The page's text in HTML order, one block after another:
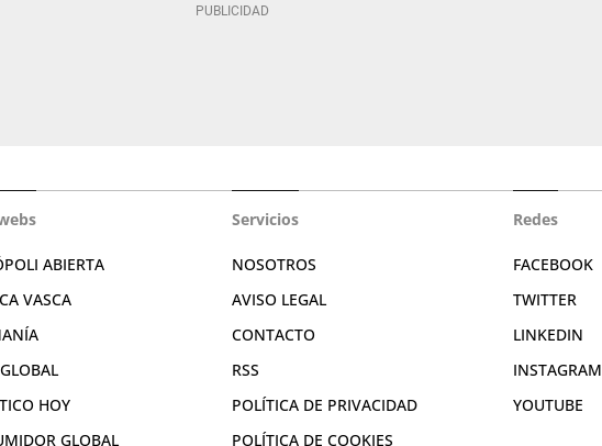
ABIERTA
VASCA
HOY
GLOBAL
Servicios
NOSOTROS
AVISO LEGAL
CONTACTO
RSS
POLÍTICA DE PRIVACIDAD
POLÍTICA DE COOKIES
Redes
FACEBOOK
TWITTER
LINKEDIN
INSTAGRAM
YOUTUBE